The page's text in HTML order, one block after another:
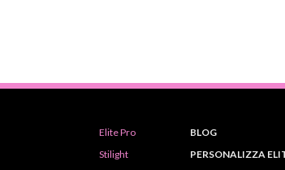
Elite Pro
Stilight
BLOG
PERSONALIZZA